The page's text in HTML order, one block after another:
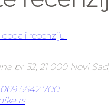
recenziju.
br 32, 21 000 Novi
069 5642 700